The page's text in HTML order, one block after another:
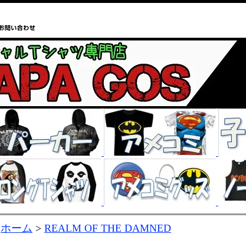
ホーム > REALM OF THE DAMNED